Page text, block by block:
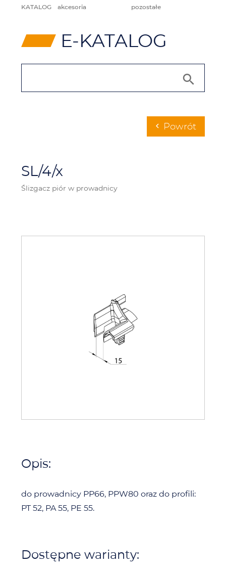
KATALOG
akcesoria
pozostałe
⸠ E-KATALOG
chevron_left Powrót
SL/4/x
Ślizgacz piór w prowadnicy
Opis:
do prowadnicy PP66, PPW80 oraz do profili:
PT 52, PA 55, PE 55.
Dostępne warianty: